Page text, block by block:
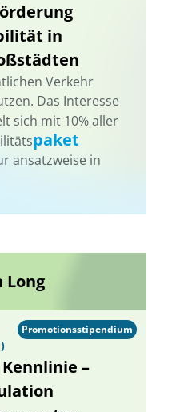
in
Verkehr
Das Interesse
sich mit 10% aller
paket
ansatzweise in
Long
–
Promotionsstipendium